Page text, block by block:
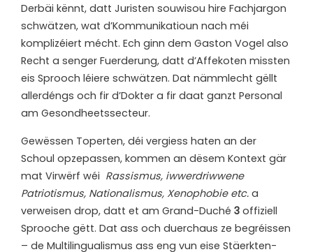
Derbäi kënnt, datt Juristen souwisou hire Fachjargon
schwätzen, wat d’Kommunikatioun nach méi
komplizéiert mécht. Ech ginn dem Gaston Vogel also
Recht a senger Fuerderung, datt d’Affekoten missten
eis Sprooch léiere schwätzen. Dat nämmlecht gëllt
allerdéngs och fir d’Dokter a fir daat ganzt Personal
am Gesondheetssecteur.
Gewëssen Toperten, déi vergiess haten an der
Schoul opzepassen, kommen an dësem Kontext gär
mat Virwërf wéi Rassismus, iwwerdriwwene
Patriotismus, Nationalismus, Xenophobie etc. a
verweisen drop, datt et am Grand-Duché 3 offiziell
Sprooche gëtt. Dat ass och duerchaus ze begréissen
– de Multilingualismus ass eng vun eise Stäerkten-